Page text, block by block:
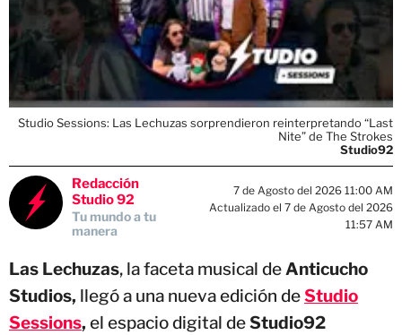
Studio Sessions: Las Lechuzas sorprendieron reinterpretando “Last
Nite” de The Strokes
Studio92
Redacción
Studio 92
Tu mundo a tu
manera
7 de Agosto del 2026 11:00 AM
Actualizado el 7 de Agosto del 2026
11:57 AM
Las Lechuzas, la faceta musical deAnticucho
Studios, llegó a una nueva edición deStudio
Sessions, el espacio digital deStudio92